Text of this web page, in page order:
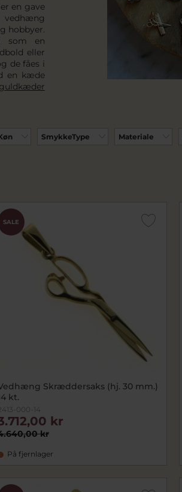
en gave
hobbyer.
som en
eller
de fåes i
en kæde
guldkæder
SmykkeType Materiale
SALE
Skræddersaks (hj. 30 mm.)
kt.
000-14
kr
kr
På fjernlager